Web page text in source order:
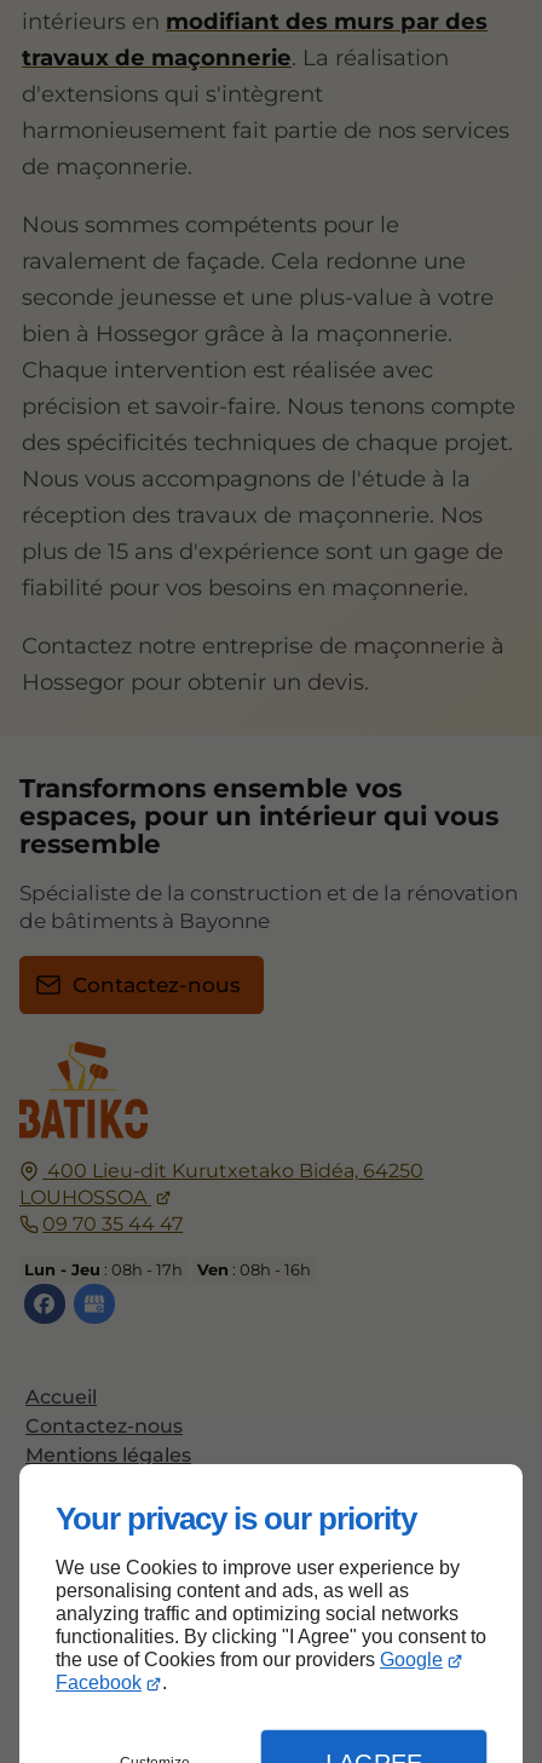
Your privacy is our priority
We use Cookies to improve user experience by
personalising content and ads, as well as
analyzing traffic and optimizing social networks
functionalities. By clicking "I Agree" you consent to
the use of Cookies from our providers Google
Facebook
.
intérieurs en modifiant des murs par des
travaux de maçonnerie. La réalisation
d'extensions qui s'intègrent
harmonieusement fait partie de nos services
de maçonnerie.
Nous sommes compétents pour le
ravalement de façade. Cela redonne une
seconde jeunesse et une plus-value à votre
bien à Hossegor grâce à la maçonnerie.
Chaque intervention est réalisée avec
précision et savoir-faire. Nous tenons compte
des spécificités techniques de chaque projet.
Nous vous accompagnons de l'étude à la
réception des travaux de maçonnerie. Nos
plus de 15 ans d'expérience sont un gage de
fiabilité pour vos besoins en maçonnerie.
Contactez notre entreprise de maçonnerie à
Hossegor pour obtenir un devis.
400 Lieu-dit Kurutxetako Bidéa, 64250
LOUHOSSOA
09 70 35 44 47
Lun - Jeu : 08h - 17h Ven : 08h - 16h
Accueil
Contactez-nous
Mentions légales
Transformons ensemble vos
espaces, pour un intérieur qui vous
ressemble
Spécialiste de la construction et de la rénovation
de bâtiments à Bayonne
Contactez-nous
Haut de page